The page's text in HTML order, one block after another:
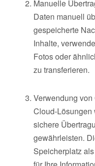
Manuelle
Daten manuell
gespeicherte
Inhalte,
Fotos oder
zu transferieren.
Verwendung
Cloud-Lösungen
sichere
gewährleisten.
Speicherplatz